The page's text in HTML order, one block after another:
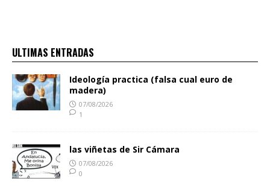
ULTIMAS ENTRADAS
Ideología practica (falsa cual euro de
madera)
07/08/2026
1
las viñetas de Sir Cámara
07/08/2026
0